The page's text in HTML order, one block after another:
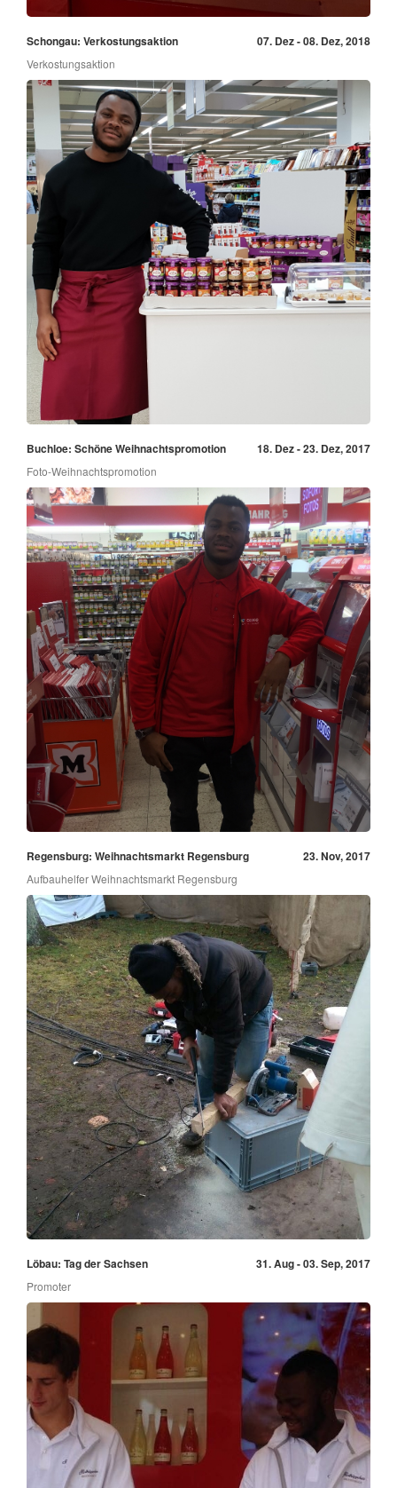
Schongau: Verkostungsaktion 07. Dez - 08. Dez, 2018
Verkostungsaktion
Buchloe: Schöne Weihnachtspromotion 18. Dez - 23. Dez, 2017
Foto-Weihnachtspromotion
Regensburg: Weihnachtsmarkt Regensburg 23. Nov, 2017
Aufbauhelfer Weihnachtsmarkt Regensburg
Löbau: Tag der Sachsen 31. Aug - 03. Sep, 2017
Promoter